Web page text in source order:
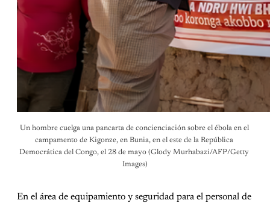
Un hombre cuelga una pancarta de concienciación sobre el ébola en el
campamento de Kigonze, en Bunia, en el este de la República
Democrática del Congo, el 28 de mayo (Glody Murhabazi/AFP/Getty
Images)
En el área de equipamiento y seguridad para el personal de